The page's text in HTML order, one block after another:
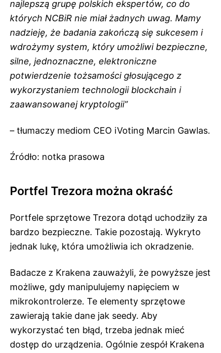
najlepszą grupę polskich ekspertów, co do
których NCBiR nie miał żadnych uwag. Mamy
nadzieję, że badania zakończą się sukcesem i
wdrożymy system, który umożliwi bezpieczne,
silne, jednoznaczne, elektroniczne
potwierdzenie tożsamości głosującego z
wykorzystaniem technologiiblockchain i
zaawansowanej kryptologii”
– tłumaczy mediom CEO iVoting Marcin Gawlas.
Źródło: notka prasowa
Portfel Trezora można okraść
Portfele sprzętowe Trezora dotąd uchodziły za
bardzo bezpieczne. Takie pozostają. Wykryto
jednak lukę, która umożliwia ich okradzenie.
Badacze z Krakena zauważyli, że powyższe jest
możliwe, gdy manipulujemy napięciem w
mikrokontrolerze. Te elementy sprzętowe
zawierają takie dane jak seedy. Aby
wykorzystać ten błąd, trzeba jednak mieć
dostęp do urządzenia. Ogólnie zespół Krakena